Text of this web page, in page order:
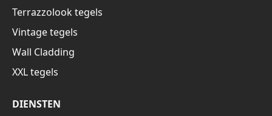
Terrazzolook tegels
Vintage tegels
Wall Cladding
XXL tegels
DIENSTEN